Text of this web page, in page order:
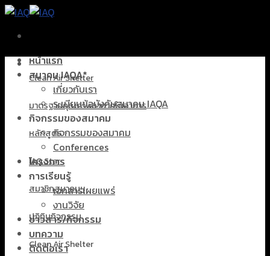
Skip
content
หน้าแรก
สมาคม IAQA*
เกี่ยวกับเรา
ระเบียบข้อบังคับสมาคม IAQA
กิจกรรมของสมาคม
กิจกรรมของสมาคม
Conferences
โครงการ
การเรียนรู้
เอกสารเผยแพร่
งานวิจัย
ข่าวสาร/กิจกรรม
บทความ
ติดต่อเรา
Clean Air Shelter
มาตรฐานคุณภาพอากาศในอาคาร
หลักสูตร
IAQ Star
สมาชิกสมาคมฯ
ปฏิทินกิจกรรม
Clean Air Shelter